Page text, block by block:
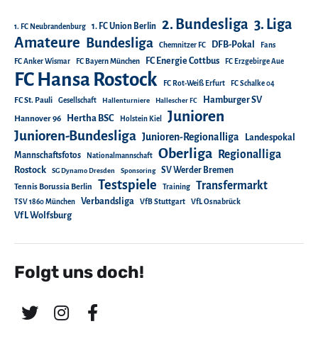
1. FC Neubrandenburg 1. FC Union Berlin 2. Bundesliga 3. Liga
Amateure Bundesliga Chemnitzer FC DFB-Pokal Fans
FC Anker Wismar FC Bayern München FC Energie Cottbus FC Erzgebirge Aue
FC Hansa Rostock FC Rot-Weiß Erfurt FC Schalke 04
FC St. Pauli Gesellschaft Hallenturniere Hallescher FC Hamburger SV
Hannover 96 Hertha BSC Holstein Kiel Junioren
Junioren-Bundesliga Junioren-Regionalliga
Landespokal
Mannschaftsfotos
Nationalmannschaft Oberliga Regionalliga
Rostock SG Dynamo Dresden Sponsoring SV Werder Bremen
Tennis Borussia Berlin Testspiele Training Transfermarkt
TSV 1860 München Verbandsliga VfB Stuttgart VfL Osnabrück
VfL Wolfsburg
Folgt uns doch!